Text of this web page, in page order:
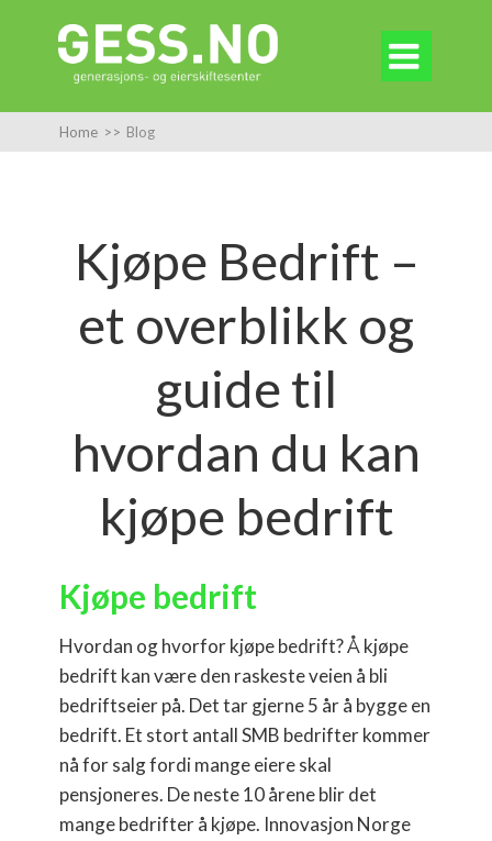

Home >> Blog
Kjøpe Bedrift –
et overblikk og
guide til
hvordan du kan
kjøpe bedrift
Kjøpe bedrift
Hvordan og hvorfor kjøpe bedrift? Å kjøpe
bedrift kan være den raskeste veien å bli
bedriftseier på. Det tar gjerne 5 år å bygge en
bedrift. Et stort antall SMB bedrifter kommer
nå for salg fordi mange eiere skal
pensjoneres. De neste 10 årene blir det
mange bedrifter å kjøpe. Innovasjon Norge